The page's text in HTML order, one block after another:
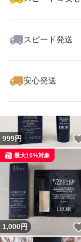
スピード発送
安心発送
999円
1,000円
最大10%対象